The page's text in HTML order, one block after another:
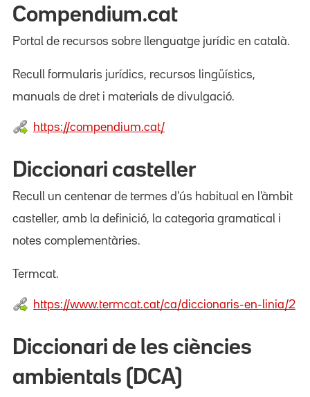
Compendium.cat
Portal de recursos sobre llenguatge jurídic en català.
Recull formularis jurídics, recursos lingüístics,
manuals de dret i materials de divulgació.
https://compendium.cat/
Diccionari casteller
Recull un centenar de termes d'ús habitual en l'àmbit
casteller, amb la definició, la categoria gramatical i
notes complementàries.
Termcat.
https://www.termcat.cat/ca/diccionaris-en-linia/2
Diccionari de les ciències
ambientals (DCA)